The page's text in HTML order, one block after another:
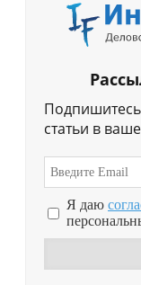
статьи в
Я даю